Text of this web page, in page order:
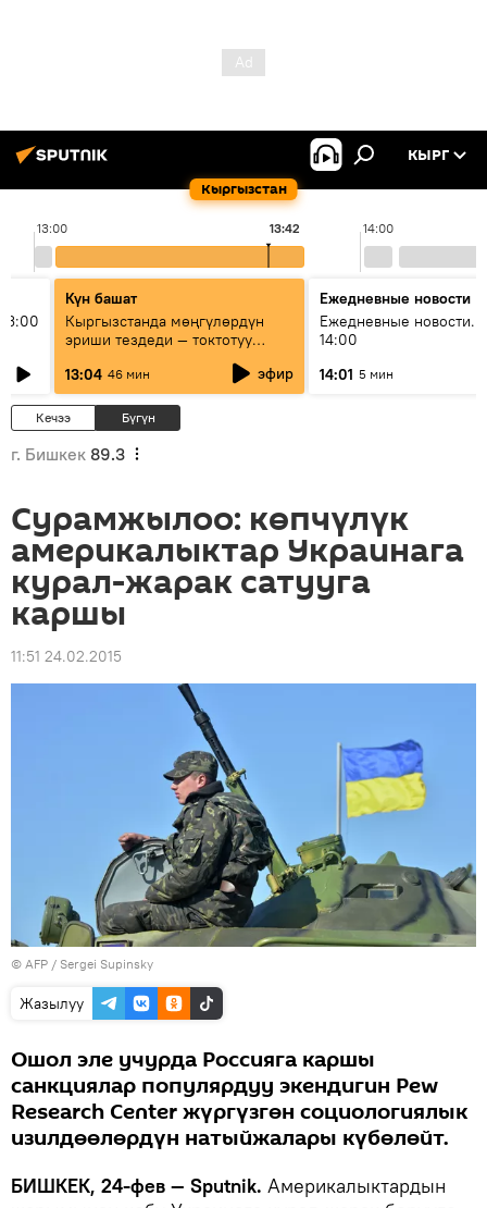
Кыргызстан
КЫРГ
13:00 14:00
13:42
Күн башат
Кыргызстанда мөңгүлөрдүн
эриши тездеди — токтотуу
13:04 46 мин эфир
Ежедневные новости
Ежедневные новости.
14:00
14:01 5 мин
Кечээ Бүгүн
г. Бишкек 89.3
Сурамжылоо: көпчүлүк
америкалыктар Украинага
курал-жарак сатууга
каршы
11:51 24.02.2015
© AFP / Sergei Supinsky
Жазылуу
Ошол эле учурда Россияга каршы
санкциялар популярдуу экендигин Pew
Research Center жүргүзгөн социологиялык
изилдөөлөрдүн натыйжалары күбөлөйт.
БИШКЕК, 24-фев — Sputnik. Америкалыктардын